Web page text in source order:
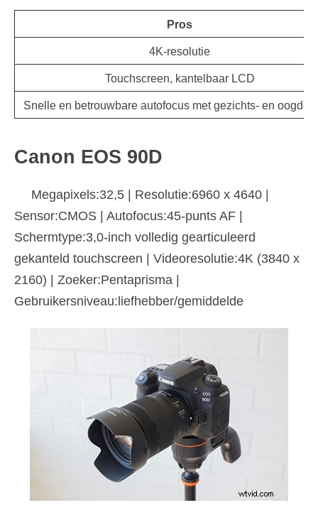
Pros
4K-resolutie
Touchscreen, kantelbaar LCD
Snelle en betrouwbare autofocus met gezichts- en
Canon EOS 90D
Megapixels:32,5 | Resolutie:6960 x 4640 |
Sensor:CMOS | Autofocus:45-punts AF |
Schermtype:3,0-inch volledig gearticuleerd
gekanteld touchscreen | Videoresolutie:4K (3840 x
2160) | Zoeker:Pentaprisma |
Gebruikersniveau:liefhebber/gemiddelde